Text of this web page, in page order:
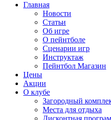
Главная
Новости
Статьи
Об игре
О пейнтболе
Сценарии игр
Инструктаж
Пейнтбол Магазин
Цены
Акции
О клубе
Загородный
Места для отдыха
Дисконтная